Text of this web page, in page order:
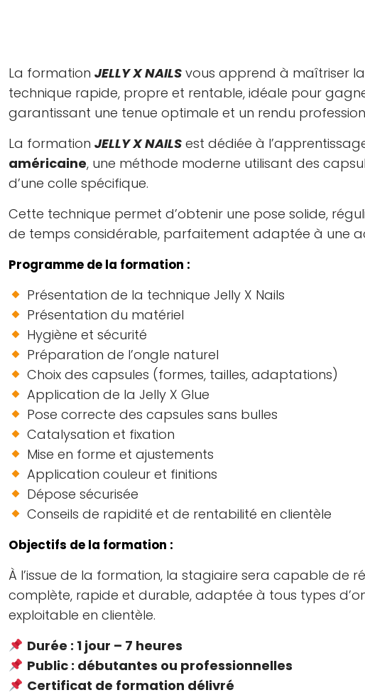
La formation JELLY X NAILS vous apprend à maîtriser la
technique rapide, propre et rentable, idéale pour
garantissant une tenue optimale et un rendu
La formation JELLY X NAILS est dédiée à
américaine, une méthode moderne utilisant des
d’une colle spécifique.
Cette technique permet d’obtenir une pose solide,
de temps considérable, parfaitement adaptée à une
Programme de la formation :
Présentation de la technique Jelly X Nails
Présentation du matériel
Hygiène et sécurité
Préparation de l’ongle naturel
Choix des capsules (formes, tailles, adaptations)
Application de la Jelly X Glue
Pose correcte des capsules sans bulles
Catalysation et fixation
Mise en forme et ajustements
Application couleur et finitions
Dépose sécurisée
Conseils de rapidité et de rentabilité en clientèle
Objectifs de la formation :
À l’issue de la formation, la stagiaire sera capable de
complète, rapide et durable, adaptée à tous types
exploitable en clientèle.
Durée : 1 jour – 7 heures
Public : débutantes ou professionnelles
Certificat de formation délivré